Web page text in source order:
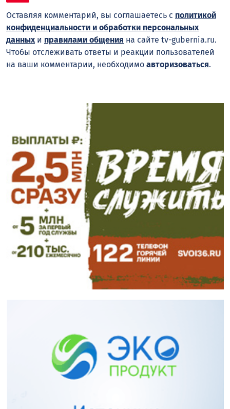
Оставляя комментарий, вы соглашаетесь с политикой
конфиденциальности и обработки персональных
данныхи правилами общения на сайте tv-gubernia.ru.
Чтобы отслеживать ответы и реакции пользователей
на ваши комментарии, необходимо авторизоваться.